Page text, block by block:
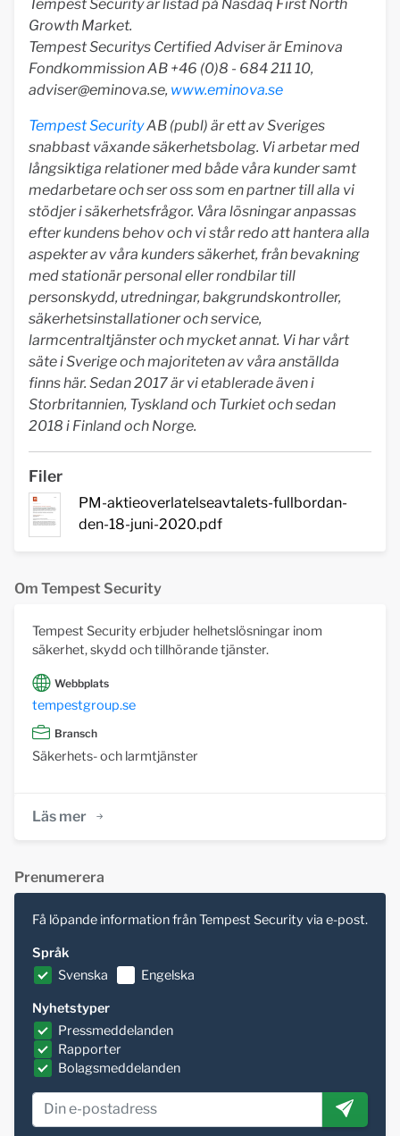
Tempest Security är listad på Nasdaq First North
Growth Market.
Tempest Securitys Certified Adviser är Eminova
Fondkommission AB +46 (0)8 - 684 211 10,
adviser@eminova.se, www.eminova.se
Tempest SecurityAB (publ) är ett av Sveriges
snabbast växande säkerhetsbolag. Vi arbetar med
långsiktiga relationer med både våra kunder samt
medarbetare och ser oss som en partner till alla vi
stödjer i säkerhetsfrågor. Våra lösningar anpassas
efter kundens behov och vi står redo att hantera alla
aspekter av våra kunders säkerhet, från bevakning
med stationär personal eller rondbilar till
personskydd, utredningar, bakgrundskontroller,
säkerhetsinstallationer och service,
larmcentraltjänster och mycket annat. Vi har vårt
säte i Sverige och majoriteten av våra anställda
finns här. Sedan 2017 är vi etablerade även i
Storbritannien, Tyskland och Turkiet och sedan
2018 i Finland och Norge.
Filer
PM-aktieoverlatelseavtalets-fullbordan-
den-18-juni-2020.pdf
Om Tempest Security
Tempest Security erbjuder helhetslösningar inom
säkerhet, skydd och tillhörande tjänster.
Webbplats
tempestgroup.se
Bransch
Säkerhets- och larmtjänster
Läs mer
Prenumerera
Få löpande information från Tempest Security via e-post.
Språk
Svenska
Engelska
Nyhetstyper
Pressmeddelanden
Rapporter
Bolagsmeddelanden